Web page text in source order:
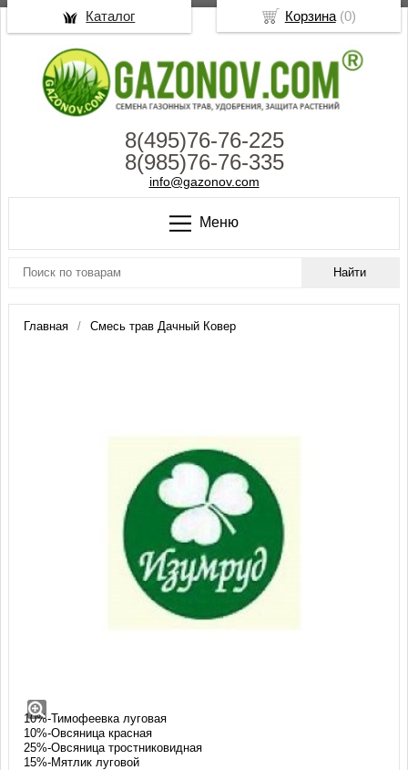
8(495)76-76-225
8(985)76-76-335
info@gazonov.com
Меню
Главная Смесь трав Дачный Ковер
40%-Райграс пастбищный
10%-Тимофеевка луговая
10%-Овсяница красная
25%-Овсяница тростниковидная
15%-Мятлик луговой
Корзина(0)
Каталог